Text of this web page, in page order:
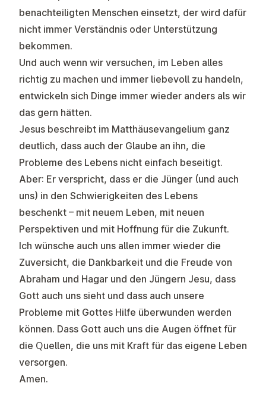
benachteiligten Menschen einsetzt, der wird dafür
nicht immer Verständnis oder Unterstützung
bekommen.
Und auch wenn wir versuchen, im Leben alles
richtig zu machen und immer liebevoll zu handeln,
entwickeln sich Dinge immer wieder anders als wir
das gern hätten.
Jesus beschreibt im Matthäusevangelium ganz
deutlich, dass auch der Glaube an ihn, die
Probleme des Lebens nicht einfach beseitigt.
Aber: Er verspricht, dass er die Jünger (und auch
uns) in den Schwierigkeiten des Lebens
beschenkt – mit neuem Leben, mit neuen
Perspektiven und mit Hoffnung für die Zukunft.
Ich wünsche auch uns allen immer wieder die
Zuversicht, die Dankbarkeit und die Freude von
Abraham und Hagar und den Jüngern Jesu, dass
Gott auch uns sieht und dass auch unsere
Probleme mit Gottes Hilfe überwunden werden
können. Dass Gott auch uns die Augen öffnet für
die Quellen, die uns mit Kraft für das eigene Leben
versorgen.
Amen.